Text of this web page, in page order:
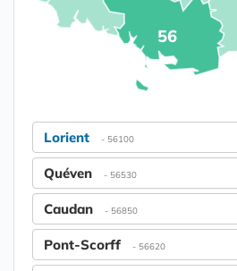
56
Lorient - 56100
Quéven - 56530
Caudan - 56850
Pont-Scorff - 56620